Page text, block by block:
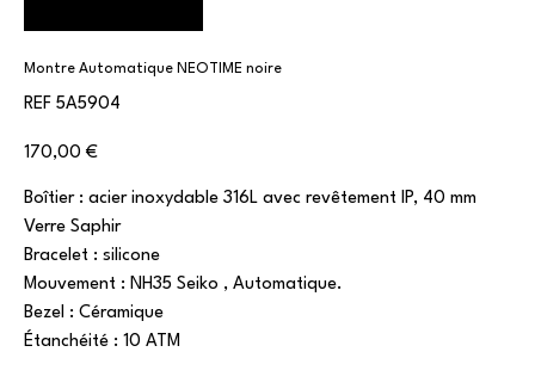
Montre Automatique NEOTIME noire
REF
SKU
5A5904
5A5904
Prix
170,00 €
Boîtier : acier inoxydable 316L avec revêtement IP, 40 mm
Verre Saphir
Bracelet : silicone
Mouvement : NH35 Seiko , Automatique.
Bezel : Céramique
Étanchéité : 10 ATM